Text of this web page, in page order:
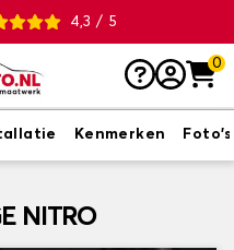
4,3 / 5
0
Kenmerken Foto's
NITRO